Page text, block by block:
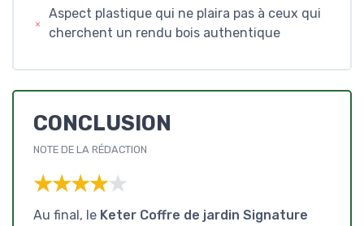
Aspect plastique qui ne plaira pas à ceux qui
cherchent un rendu bois authentique
CONCLUSION
NOTE DE LA RÉDACTION
★★★★★
★★★★★
Au final, le Keter Coffre de jardin Signature